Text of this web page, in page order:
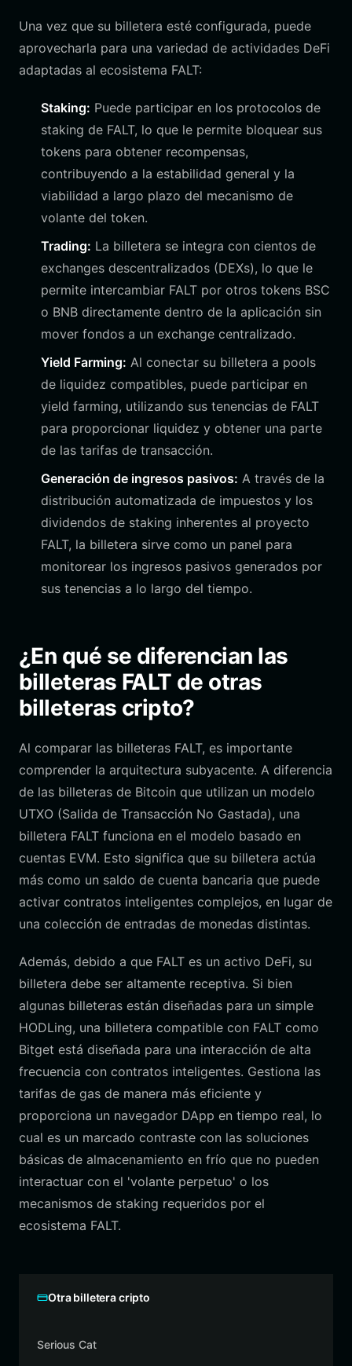
Una vez que su billetera esté configurada, puede
aprovecharla para una variedad de actividades DeFi
adaptadas al ecosistema FALT:
Staking: Puede participar en los protocolos de
staking de FALT, lo que le permite bloquear sus
tokens para obtener recompensas,
contribuyendo a la estabilidad general y la
viabilidad a largo plazo del mecanismo de
volante del token.
Trading: La billetera se integra con cientos de
exchanges descentralizados (DEXs), lo que le
permite intercambiar FALT por otros tokens BSC
o BNB directamente dentro de la aplicación sin
mover fondos a un exchange centralizado.
Yield Farming: Al conectar su billetera a pools
de liquidez compatibles, puede participar en
yield farming, utilizando sus tenencias de FALT
para proporcionar liquidez y obtener una parte
de las tarifas de transacción.
Generación de ingresos pasivos: A través de la
distribución automatizada de impuestos y los
dividendos de staking inherentes al proyecto
FALT, la billetera sirve como un panel para
monitorear los ingresos pasivos generados por
sus tenencias a lo largo del tiempo.
¿En qué se diferencian las
billeteras FALT de otras
billeteras cripto?
Al comparar las billeteras FALT, es importante
comprender la arquitectura subyacente. A diferencia
de las billeteras de Bitcoin que utilizan un modelo
UTXO (Salida de Transacción No Gastada), una
billetera FALT funciona en el modelo basado en
cuentas EVM. Esto significa que su billetera actúa
más como un saldo de cuenta bancaria que puede
activar contratos inteligentes complejos, en lugar de
una colección de entradas de monedas distintas.
Además, debido a que FALT es un activo DeFi, su
billetera debe ser altamente receptiva. Si bien
algunas billeteras están diseñadas para un simple
HODLing, una billetera compatible con FALT como
Bitget está diseñada para una interacción de alta
frecuencia con contratos inteligentes. Gestiona las
tarifas de gas de manera más eficiente y
proporciona un navegador DApp en tiempo real, lo
cual es un marcado contraste con las soluciones
básicas de almacenamiento en frío que no pueden
interactuar con el 'volante perpetuo' o los
mecanismos de staking requeridos por el
ecosistema FALT.
Otra billetera cripto
Serious Cat